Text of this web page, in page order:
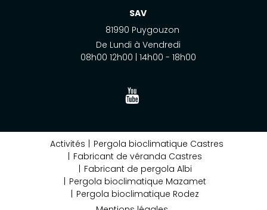
SAV
81990 Puygouzon
De Lundi à Vendredi
08h00 12h00 | 14h00 - 18h00
Activités
Pergola bioclimatique Castres
Fabricant de véranda Castres
Fabricant de pergola Albi
Pergola bioclimatique Mazamet
Pergola bioclimatique Rodez